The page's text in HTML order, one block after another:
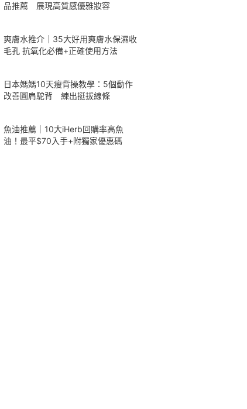
品推薦 展現高質感優雅妝容
爽膚水推介｜35大好用爽膚水保濕收
毛孔 抗氧化必備+正確使用方法
日本媽媽10天瘦背操教學：5個動作
改善圓肩駝背 練出挺拔線條
魚油推薦｜10大iHerb回購率高魚
油！最平$70入手+附獨家優惠碼